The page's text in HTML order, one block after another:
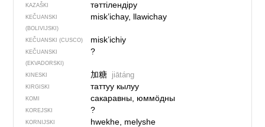
KAZAŠKI тәттілендіру
KEČUANSKI
(BOLIVIJSKI)
misk’ichay, llawichay
KEČUANSKI (CUSCO) misk’ichiy
KEČUANSKI
(EKVADORSKI)
?
KINESKI 加糖 jiātáng
KIRGISKI таттуу кылуу
KOMI сакаравны, юммӧдны
KOREJSKI ?
KORNIJSKI hwekhe, melyshe